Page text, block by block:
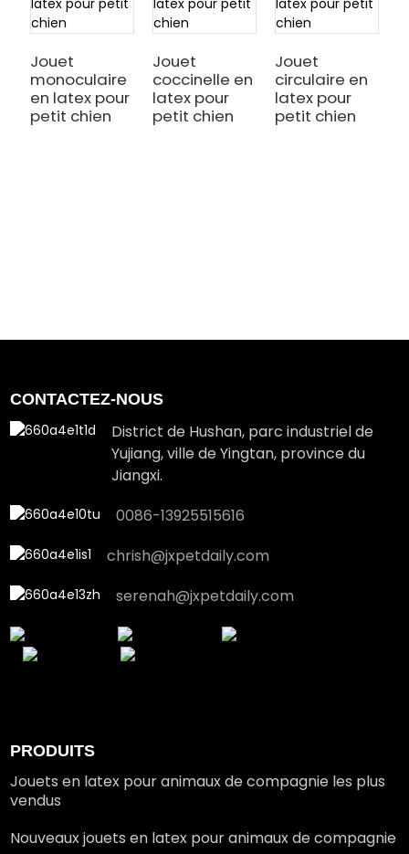
Jouet
monoculaire
en latex pour
petit chien
Jouet
coccinelle en
latex pour
petit chien
Jouet
circulaire en
latex pour
petit chien
CONTACTEZ-NOUS
District de Hushan, parc industriel de
Yujiang, ville de Yingtan, province du
Jiangxi.
0086-13925515616
chrish@jxpetdaily.com
serenah@jxpetdaily.com
PRODUITS
Jouets en latex pour animaux de compagnie les plus
vendus
Nouveaux jouets en latex pour animaux de compagnie